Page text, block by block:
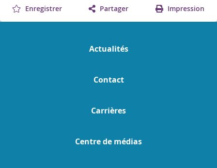
Enregistrer Partager Impression
Actualités
Contact
Carrières
Centre de médias